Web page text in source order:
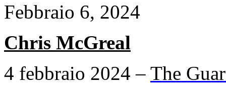
Febbraio 6, 2024
Chris McGreal
4 febbraio 2024 – The